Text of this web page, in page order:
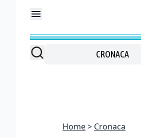
CRONACA
Home Cronaca